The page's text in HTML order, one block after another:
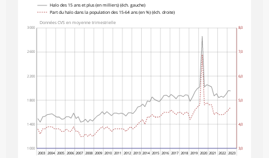
1 000
1 400
1 800
2 200
2 600
3 000
3,0
4,0
5,0
6,0
7,0
8,0
Données CVS en moyenne trimestrielle
2003 2004 2005 2006 2007 2008 2009 2010 2011 2012 2013 2014 2015 2016 2017 2018 2019 2020 2021 2022 2023
Halo des 15 ans et plus (en milliers) (éch. gauche)
Part du halo dans la population des 15-64 ans (en %) (éch. droite)